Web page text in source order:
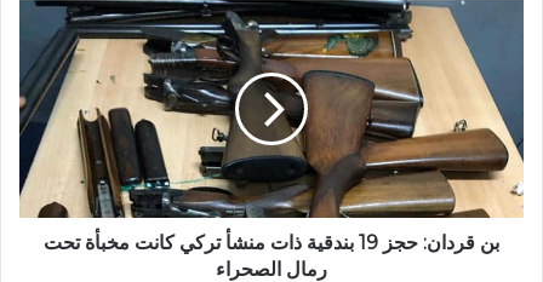
بن قردان: حجز 19 بندقية ذات منشأ تركي كانت مخبأة تحت
رمال الصحراء